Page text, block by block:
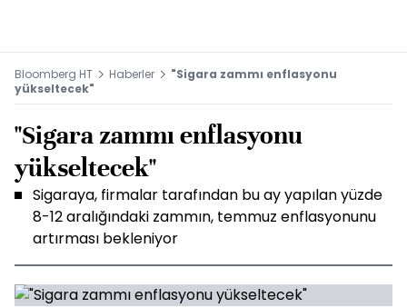
Bloomberg HT Haberler
"Sigara zammı enflasyonu
yükseltecek"
"Sigara zammı enflasyonu
yükseltecek"
Sigaraya, firmalar tarafından bu ay yapılan yüzde
8-12 aralığındaki zammın, temmuz enflasyonunu
artırması bekleniyor